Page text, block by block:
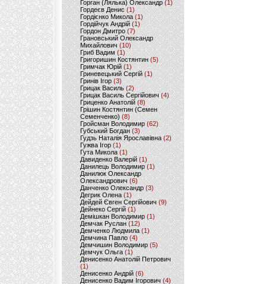
Горган (Лялька) Олександр(1)
Гордеєв Денис (1)
Гордієнко Микола (1)
Гордійчук Андрій (1)
Гордон Дмитро (7)
Грановський Олександр
Михайлович (10)
Гриб Вадим (1)
Григоришин Костянтин (5)
Гримчак Юрій(1)
Гриневецький Сергій(1)
Гринів Ігор (3)
Грицак Василь (2)
Грицак Василь Сергійович (4)
Гриценко Анатолій (8)
Грішин Костянтин (Семен
Семенченко)(8)
Гройсман Володимир(62)
Губський Богдан (3)
Гудзь Наталія Ярославівна(2)
Гужва Ігор (1)
Гута Микола (1)
Давиденко Валерій (1)
Данилець Володимир(1)
Данилюк Олександр
Олександрович (6)
Данченко Олександр (3)
Дегрик Олена(1)
Дейдей Євген Сергійович(9)
Дейнеко Сергій (1)
Демішкан Володимир(1)
Демчак Руслан (12)
Демченко Людмила (1)
Демчина Павло (4)
Демчишин Володимир (5)
Демчук Ольга(1)
Денисенко Анатолій Петрович
(1)
Денисенко Андрій (6)
Денисенко Вадим Ігорович (4)